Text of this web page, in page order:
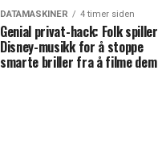
DATAMASKINER 4 timer siden
Genial privat-hack: Folk spiller
Disney-musikk for å stoppe
smarte briller fra å filme dem